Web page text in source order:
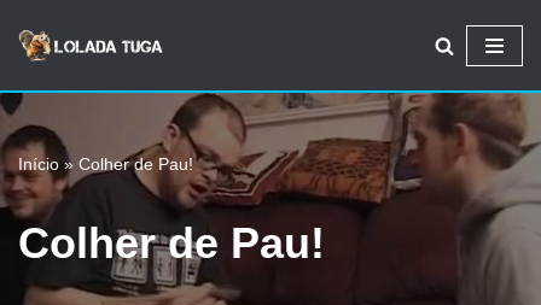
Avançar
para
o
conteúdo
Início » Colher de Pau!
Colher de Pau!